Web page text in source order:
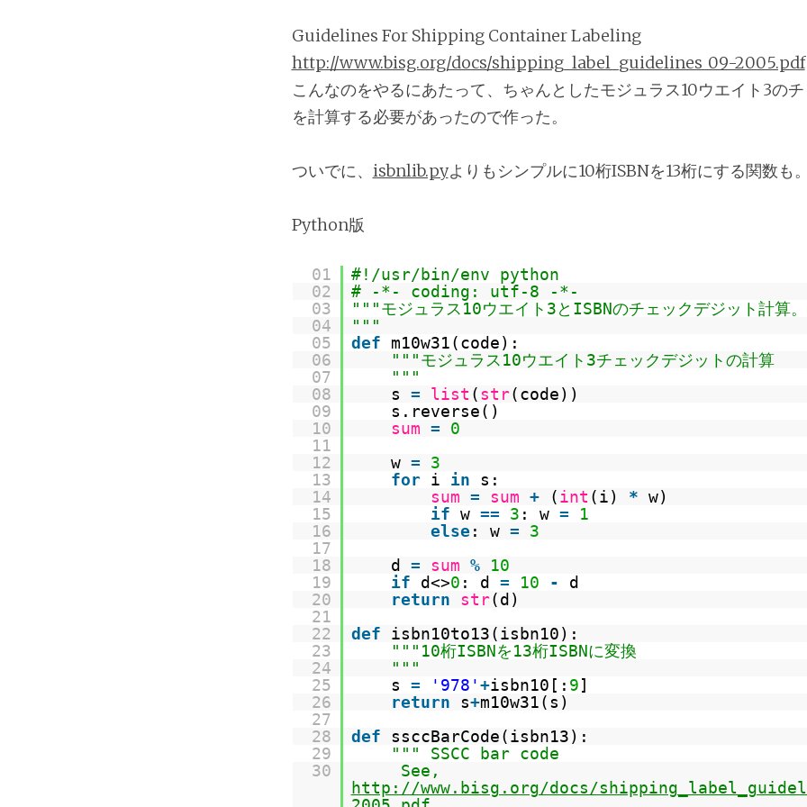
Guidelines For Shipping Container Labeling
http://www.bisg.org/docs/shipping_label_guidelines_09-2005.pdf
こんなのをやるにあたって、ちゃんとしたモジュラス10ウエイト3の
を計算する必要があったので作った。
ついでに、 isbnlib.pyよりもシンプルに10桁ISBNを13桁にする関数も。
Python版
01
#!/usr/bin/env python
02
# -*- coding: utf-8 -*-
03
"""モジュラス10ウエイト3とISBNのチェックデジット計算
04
"""
05
def
m10w31(code):
06
"""モジュラス10ウエイト3チェックデジットの計算
07
"""
08
s = list (str(code))
09
s.reverse()
10
sum =
0
11
12
w =
3
13
for i in
s:
14
sum = sum + (int (i) * w)
15
if w == 3 : w =
1
16
else: w =
3
17
18
d = sum %
10
19
if d<>0 : d = 10 -
d
20
return str(d)
21
22
def
isbn10to13(isbn10):
23
"""10桁ISBNを13桁ISBNに変換
24
"""
25
s = '978'+isbn10[: 9]
26
return s+m10w31(s)
27
28
def
ssccBarCode(isbn13):
29
""" SSCC bar code
30
See,
http://www.bisg.org/docs/